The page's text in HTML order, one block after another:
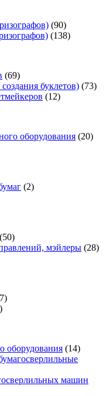
(90)
(138)
(69)
буклетов) (73)
(12)
оборудования (20)
(2)
(50)
мэйлеры (28)
оборудования (14)
машин